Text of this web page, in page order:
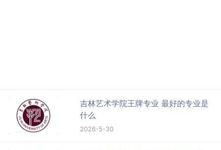
吉林艺术学院王牌专业 最好的专业是
什么
2026-5-30